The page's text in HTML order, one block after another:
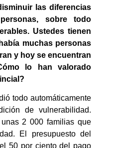
las diferencias
sobre todo
Ustedes tienen
muchas personas
y hoy se encuentran
lo han valorado
todo automáticamente
de vulnerabilidad.
2 000 familias que
El presupuesto del
50 por ciento del pago